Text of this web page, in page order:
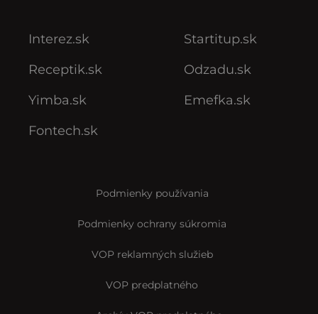
Interez.sk
Receptik.sk
Yimba.sk
Fontech.sk
Startitup.sk
Odzadu.sk
Emefka.sk
Podmienky používania
Podmienky ochrany súkromia
VOP reklamných služieb
VOP predplatného